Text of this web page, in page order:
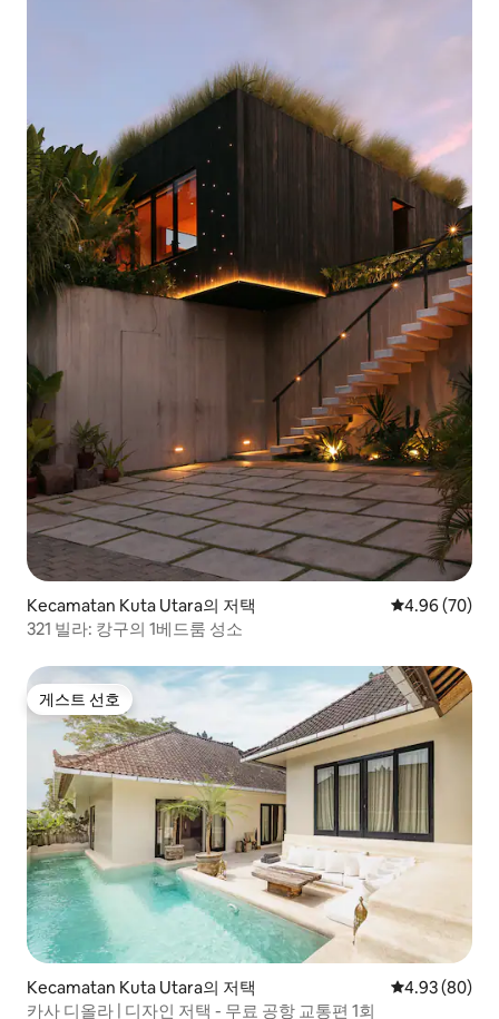
Kecamatan Kuta Utara의 저택 평점 4.96점(5
4.96 (70)
321 빌라: 캉구의 1베드룸 성소
게스트 선호
게스트 선호
Kecamatan Kuta Utara의 저택 평점 4.93점(5
4.93 (80)
카사 디올라 | 디자인 저택 - 무료 공항 교통편 1회